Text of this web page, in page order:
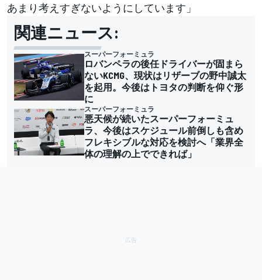
あまり考えすぎないようにしています」
関連ニュース:
スーパーフォーミュラ
ロバンペラの後任ドライバーが固まら
ないKCMG、現状はリザーブの野中誠太
を起用。今後はトヨタの判断を仰ぐ形
に
スーパーフォーミュラ
悪天候が続いたスーパーフォーミュ
ラ、今後はスケジュール前倒しも含め
フレキシブルな対応を検討へ「業界全
体の理解の上でできれば」